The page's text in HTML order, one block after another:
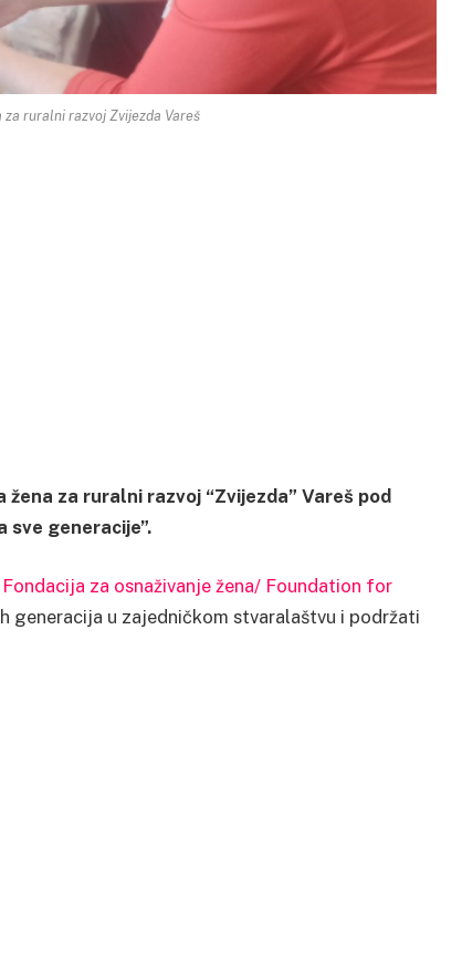
ruralni razvoj Zvijezda Vareš
za ruralni razvoj “Zvijezda” Vareš pod
sve generacije”.
Fondacija za osnaživanje žena/ Foundation for
generacija u zajedničkom stvaralaštvu i podržati